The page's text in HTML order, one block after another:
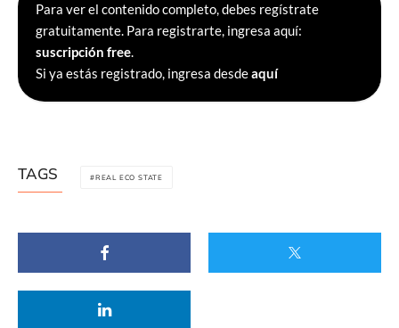
Para ver el contenido completo, debes regístrate
gratuitamente. Para registrarte, ingresa aquí:
suscripción free.
Si ya estás registrado, ingresa desdeaquí
TAGS REAL ECO STATE